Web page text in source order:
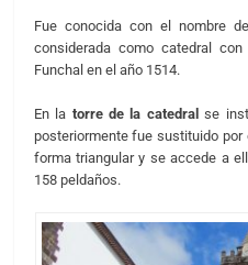
Fue conocida con el nombre
considerada como catedral
Funchal en el año 1514.
En la torre de la catedralse
posteriormente fue sustituido
forma triangular y se accede a
158 peldaños.